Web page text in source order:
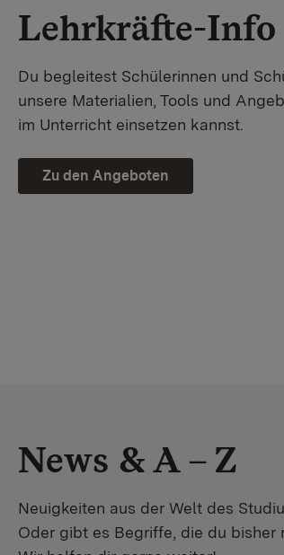
Lehrkräfte-Info
Du begleitest Schülerinnen und
unsere Materialien, Tools und
im Unterricht einsetzen kannst.
Zu den Angeboten
News & A – Z
Neuigkeiten aus der Welt des
Oder gibt es Begriffe, die du bisher